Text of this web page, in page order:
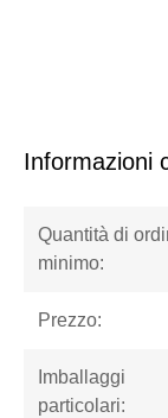
Informazioni
Quantità di
minimo:
Prezzo:
Imballaggi
particolari: